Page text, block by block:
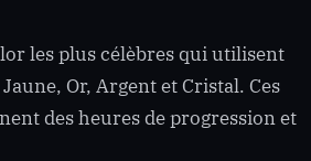
les plus célèbres qui utilisent
Or, Argent et Cristal. Ces
des heures de progression et